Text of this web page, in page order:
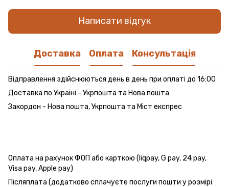
Написати відгук
Доставка Оплата Консультація
Відправлення здійснюються день в день при оплаті до 16:00
Доставка по Україні - Укрпошта та Нова пошта
Закордон - Нова пошта, Укрпошта та Міст експрес
Оплата на рахунок ФОП або карткою (liqpay, G pay, 24 pay,
Visa pay, Apple pay)
Післяплата (додатково сплачуєте послуги пошти у розмірі